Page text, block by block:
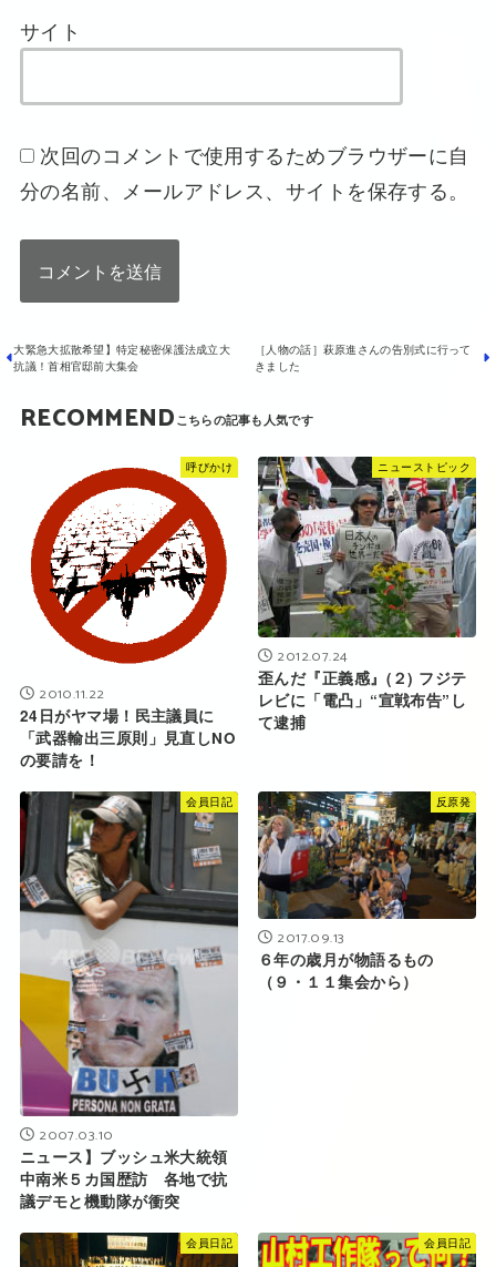
サイト
次回のコメントで使用するためブラウザーに自
分の名前、メールアドレス、サイトを保存する。
［人物の話］萩原進さんの告別式に行って
きました
大緊急大拡散希望】特定秘密保護法成立大
抗議！首相官邸前大集会
RECOMMEND
呼びかけ
2010.11.22
24日がヤマ場！民主議員に
「武器輸出三原則」見直しNO
の要請を！
ニューストピック
2012.07.24
歪んだ『正義感』(２) フジテ
レビに「電凸」“宣戦布告”し
て逮捕
会員日記
2007.03.10
ニュース】ブッシュ米大統領
中南米５カ国歴訪 各地で抗
議デモと機動隊が衝突
反原発
2017.09.13
６年の歳月が物語るもの
（９・１１集会から）
会員日記 会員日記